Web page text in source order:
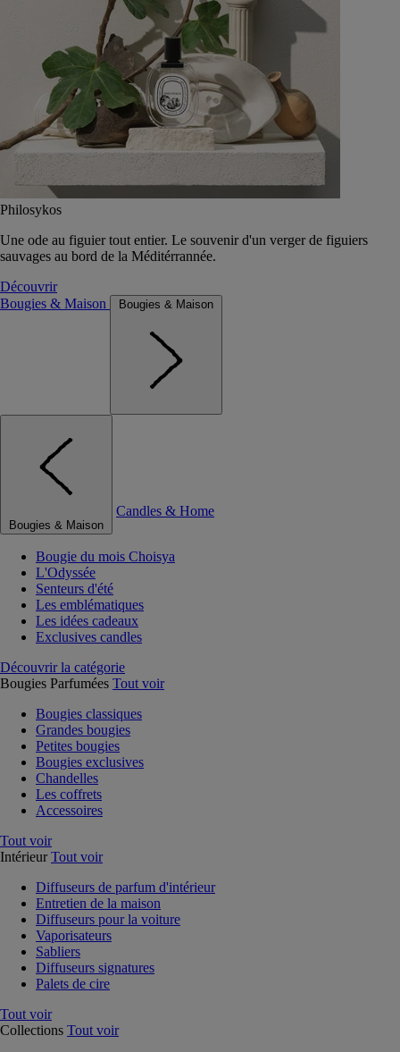
Philosykos
Une ode au figuier tout entier. Le souvenir d'un verger de figuiers
sauvages au bord de la Méditérrannée.
Découvrir
Bougies & Maison
Bougies & Maison
Bougies & Maison
Candles & Home
Bougie du mois Choisya
L'Odyssée
Senteurs d'été
Les emblématiques
Les idées cadeaux
Exclusives candles
Découvrir la catégorie
Bougies Parfumées Tout voir
Bougies classiques
Grandes bougies
Petites bougies
Bougies exclusives
Chandelles
Les coffrets
Accessoires
Tout voir
Intérieur Tout voir
Diffuseurs de parfum d'intérieur
Entretien de la maison
Diffuseurs pour la voiture
Vaporisateurs
Sabliers
Diffuseurs signatures
Palets de cire
Tout voir
Collections Tout voir